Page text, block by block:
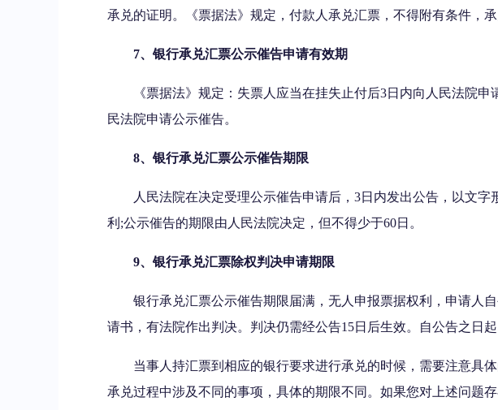
承兑的证明。《票据法》规定，付款人承兑汇票，不得附有条件，
7、银行承兑汇票公示催告申请有效期
《票据法》规定：失票人应当在挂失止付后3日内向人民法院
民法院申请公示催告。
8、银行承兑汇票公示催告期限
人民法院在决定受理公示催告申请后，3日内发出公告，以文
利;公示催告的期限由人民法院决定，但不得少于60日。
9、银行承兑汇票除权判决申请期限
银行承兑汇票公示催告期限届满，无人申报票据权利，申请人
请书，有法院作出判决。判决仍需经公告15日后生效。自公告之日
当事人持汇票到相应的银行要求进行承兑的时候，需要注意具
承兑过程中涉及不同的事项，具体的期限不同。如果您对上述问题